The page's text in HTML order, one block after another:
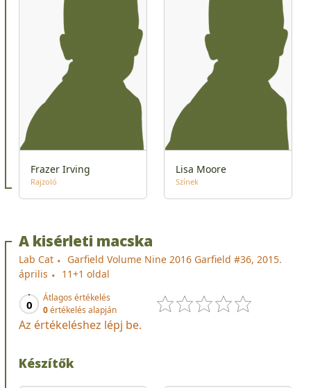
Frazer Irving
Rajzoló
Lisa Moore
Színek
A kisérleti macska
Lab Cat
Garfield Volume Nine 2016 Garfield #36, 2015.
április
11+1 oldal
0
Átlagos értékelés
0értékelés alapján
Az értékeléshez lépj be.
Készítők